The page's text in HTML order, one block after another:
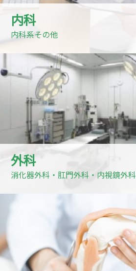
内科
内科系その他
外科
消化器外科・肛門外科・内視鏡外科